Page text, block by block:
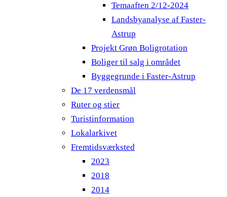
Temaaften 2/12-2024
Landsbyanalyse af Faster-
Astrup
Projekt Grøn Boligrotation
Boliger til salg i området
Byggegrunde i Faster-Astrup
De 17 verdensmål
Ruter og stier
Turistinformation
Lokalarkivet
Fremtidsværksted
2023
2018
2014